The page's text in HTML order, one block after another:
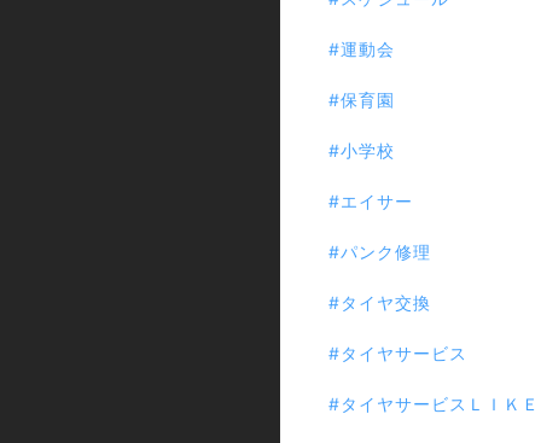
#運動会
#保育園
#小学校
#エイサー
#パンク修理
#タイヤ交換
#タイヤサービス
#タイヤサービスＬＩＫＥ